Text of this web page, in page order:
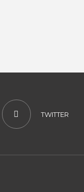
TWITTER